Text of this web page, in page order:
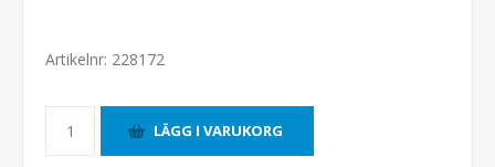
Artikelnr: 228172